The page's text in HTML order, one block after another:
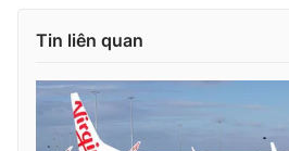
Tư vấn
Lịch phát sóng
Chuyên mục khác
Tin liên quan